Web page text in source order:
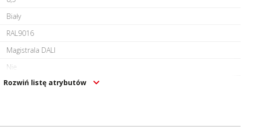
Biały
RAL9016
Magistrala DALI
Nie
9,5..22,5
Rozwiń listę atrybutów